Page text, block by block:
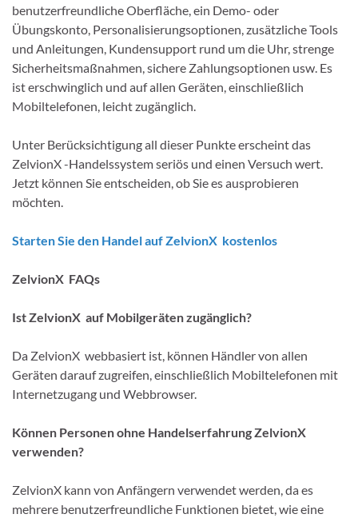
benutzerfreundliche Oberfläche, ein Demo- oder
Übungskonto, Personalisierungsoptionen, zusätzliche Tools
und Anleitungen, Kundensupport rund um die Uhr, strenge
Sicherheitsmaßnahmen, sichere Zahlungsoptionen usw. Es
ist erschwinglich und auf allen Geräten, einschließlich
Mobiltelefonen, leicht zugänglich.
Unter Berücksichtigung all dieser Punkte erscheint das
ZelvionX -Handelssystem seriös und einen Versuch wert.
Jetzt können Sie entscheiden, ob Sie es ausprobieren
möchten.
Starten Sie den Handel auf ZelvionX kostenlos
ZelvionX FAQs
Ist ZelvionX auf Mobilgeräten zugänglich?
Da ZelvionX webbasiert ist, können Händler von allen
Geräten darauf zugreifen, einschließlich Mobiltelefonen mit
Internetzugang und Webbrowser.
Können Personen ohne Handelserfahrung ZelvionX
verwenden?
ZelvionX kann von Anfängern verwendet werden, da es
mehrere benutzerfreundliche Funktionen bietet, wie eine